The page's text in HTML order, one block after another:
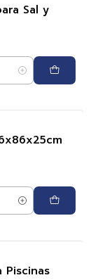
Sal y